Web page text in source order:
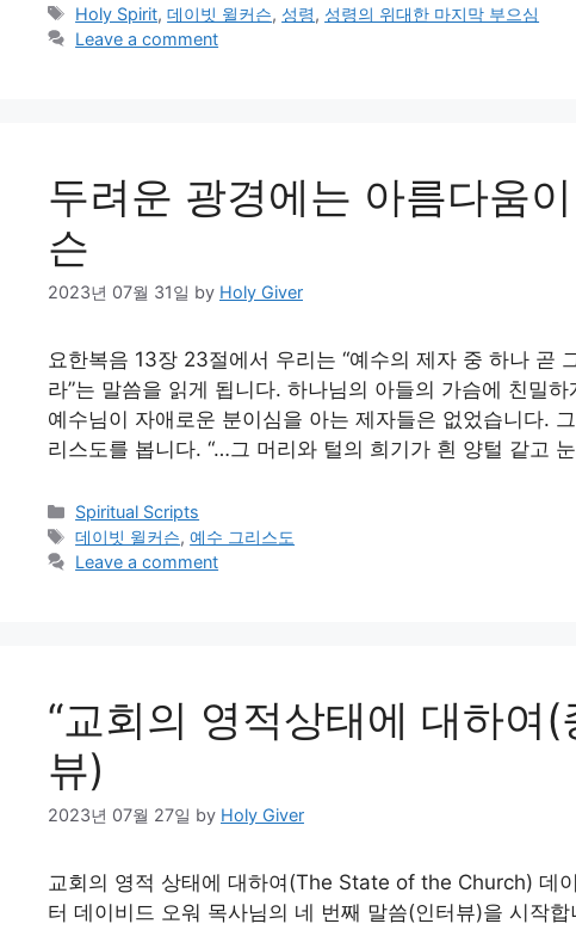
Tags
Holy Spirit,데이빗 윌커슨, 성령, 성령의 위대한 마지막 부으심
Leave a comment
두려운 광경에는 아름다움
슨
2023년 07월 31일 by Holy Giver
요한복음 13장 23절에서 우리는 “예수의 제자 중 하나 곧
라”는 말씀을 읽게 됩니다. 하나님의 아들의 가슴에 친밀
예수님이 자애로운 분이심을 아는 제자들은 없었습니다.
리스도를 봅니다. “…그 머리와 털의 희기가 흰 양털 같고
Categories
Spiritual Scripts
Tags
데이빗 윌커슨,예수 그리스도
Leave a comment
“교회의 영적상태에 대하여
뷰)
2023년 07월 27일 by Holy Giver
교회의 영적 상태에 대하여(The State of the Church) 데
터 데이비드 오워 목사님의 네 번째 말씀(인터뷰)을 시작